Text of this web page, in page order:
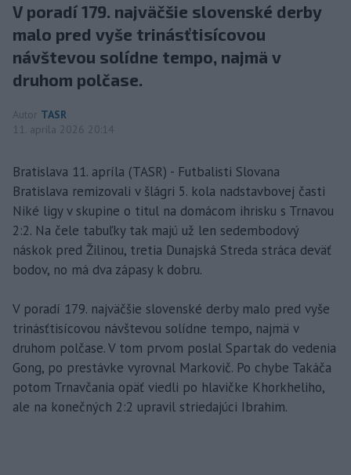
V poradí 179. najväčšie slovenské derby
malo pred vyše trinásťtisícovou
návštevou solídne tempo, najmä v
druhom polčase.
Autor TASR
11. apríla 2026 20:14
Bratislava 11. apríla (TASR) - Futbalisti Slovana
Bratislava remizovali v šlágri 5. kola nadstavbovej časti
Niké ligy v skupine o titul na domácom ihrisku s Trnavou
2:2. Na čele tabuľky tak majú už len sedembodový
náskok pred Žilinou, tretia Dunajská Streda stráca deväť
bodov, no má dva zápasy k dobru.
V poradí 179. najväčšie slovenské derby malo pred vyše
trinásťtisícovou návštevou solídne tempo, najmä v
druhom polčase. V tom prvom poslal Spartak do vedenia
Gong, po prestávke vyrovnal Markovič. Po chybe Takáča
potom Trnavčania opäť viedli po hlavičke Khorkheliho,
ale na konečných 2:2 upravil striedajúci Ibrahim.